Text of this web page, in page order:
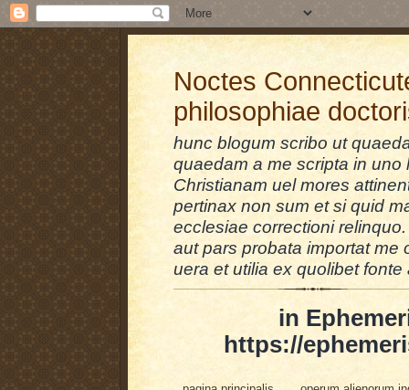
Noctes
philosophiae
hunc blogum scribo ut
quaedam a me scripta in
Christianam uel mores
pertinax non sum et si quid
ecclesiae correctioni
aut pars probata importat me
uera et utilia ex quolibet fonte
in
https://